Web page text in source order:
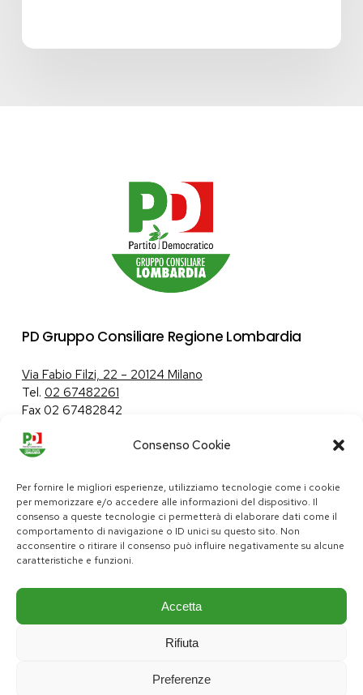
Consenso Cookie
Per fornire le migliori esperienze, utilizziamo tecnologie come i cookie
per memorizzare e/o accedere alle informazioni del dispositivo. Il
consenso a queste tecnologie ci permetterà di elaborare dati come il
comportamento di navigazione o ID unici su questo sito. Non
acconsentire o ritirare il consenso può influire negativamente su alcune
caratteristiche e funzioni.
Accetta
Rifiuta
Preferenze
PD Gruppo Consiliare Regione Lombardia
Via Fabio Filzi, 22 – 20124 Milano
Tel. 02 67482261
Fax 02 67482842
Tutela dei dati personali|Politica sui cookie
pd@consiglio.regione.lombardia.it
ufficiostampa.pd@consiglio.regione.lombardia.it
Pagine Facebook Gruppo Consiliare PD LombardiaPagina Messenger Gruppo Consiliare PD LombardiaPagina Instagram Gruppo PD LombardiaPagina Youtube Gruppo PD Lombardia